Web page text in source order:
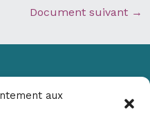
aux
Document suivant →